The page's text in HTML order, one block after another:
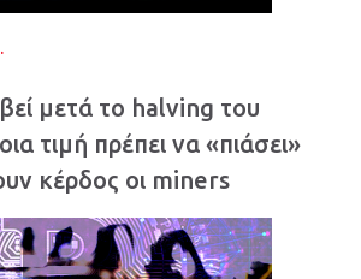
μετά το halving του
τιμή πρέπει να «πιάσει»
κέρδος οι miners